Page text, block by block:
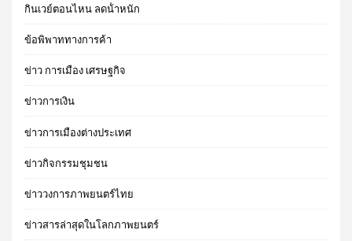
กินเวย์ตอนไหน ลดน้ําหนัก
ข้อพิพาททางการค้า
ข่าว การเมือง เศรษฐกิจ
ข่าวการเงิน
ข่าวการเมืองต่างประเทศ
ข่าวกิจกรรมชุมชน
ข่าววงการภาพยนตร์ไทย
ข่าวสารล่าสุดในโลกภาพยนตร์